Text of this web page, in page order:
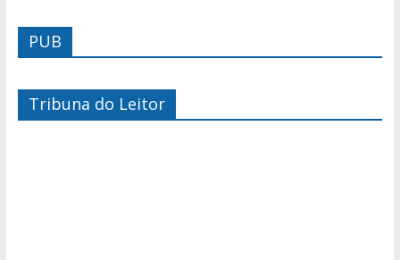
PUB
Tribuna do Leitor